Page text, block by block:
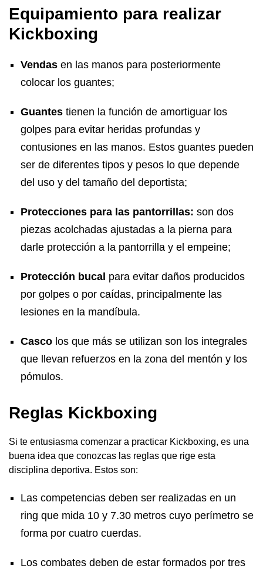
Equipamiento para realizar
Kickboxing
Vendas en las manos para posteriormente
colocar los guantes;
Guantes tienen la función de amortiguar los
golpes para evitar heridas profundas y
contusiones en las manos. Estos guantes pueden
ser de diferentes tipos y pesos lo que depende
del uso y del tamaño del deportista;
Protecciones para las pantorrillas: son dos
piezas acolchadas ajustadas a la pierna para
darle protección a la pantorrilla y el empeine;
Protección bucal para evitar daños producidos
por golpes o por caídas, principalmente las
lesiones en la mandíbula.
Casco los que más se utilizan son los integrales
que llevan refuerzos en la zona del mentón y los
pómulos.
Reglas Kickboxing
Si te entusiasma comenzar a practicar Kickboxing, es una
buena idea que conozcas las reglas que rige esta
disciplina deportiva. Estos son:
Las competencias deben ser realizadas en un
ring que mida 10 y 7.30 metros cuyo perímetro se
forma por cuatro cuerdas.
Los combates deben de estar formados por tres